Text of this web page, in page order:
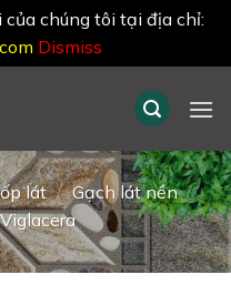
chúng tôi tại địa chỉ:
Dismiss
lát / Gạch lát nền /